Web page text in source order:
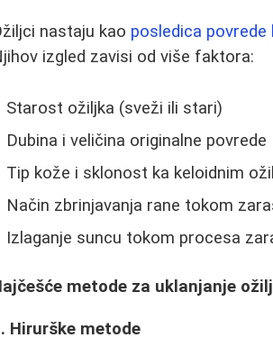
nastaju kao posledica povrede
izgled zavisi od više faktora:
Starost ožiljka (sveži ili stari)
Dubina i veličina originalne povrede
Tip kože i sklonost ka keloidnim
Način zbrinjavanja rane tokom
Izlaganje suncu tokom procesa
metode za uklanjanje
Hirurške metode